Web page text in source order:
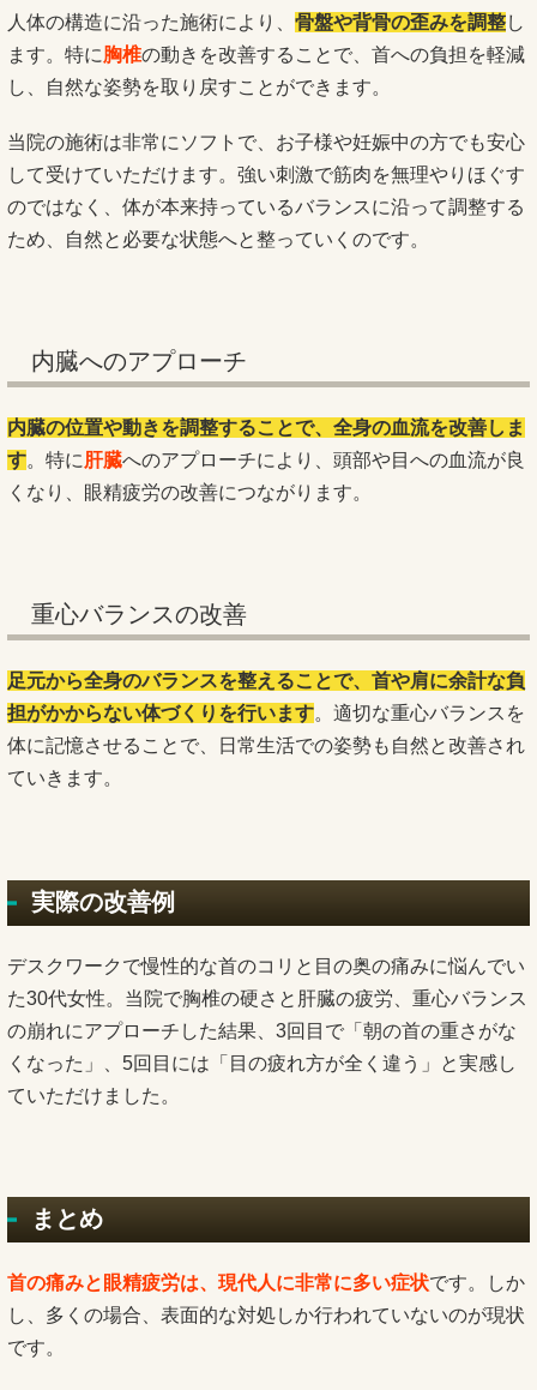
人体の構造に沿った施術により、 骨盤や背骨の歪みを調整し
ます。特に胸椎の動きを改善することで、首への負担を軽減
し、自然な姿勢を取り戻すことができます。
当院の施術は非常にソフトで、お子様や妊娠中の方でも安心
して受けていただけます。強い刺激で筋肉を無理やりほぐす
のではなく、体が本来持っているバランスに沿って調整する
ため、自然と必要な状態へと整っていくのです。
内臓へのアプローチ
内臓の位置や動きを調整することで、全身の血流を改善しま
す。特に肝臓へのアプローチにより、頭部や目への血流が良
くなり、眼精疲労の改善につながります。
重心バランスの改善
足元から全身のバランスを整えることで、首や肩に余計な負
担がかからない体づくりを行います。適切な重心バランスを
体に記憶させることで、日常生活での姿勢も自然と改善され
ていきます。
実際の改善例
デスクワークで慢性的な首のコリと目の奥の痛みに悩んでい
た30代女性。当院で胸椎の硬さと肝臓の疲労、重心バランス
の崩れにアプローチした結果、3回目で「朝の首の重さがな
くなった」、5回目には「目の疲れ方が全く違う」と実感し
ていただけました。
まとめ
首の痛みと眼精疲労は、現代人に非常に多い症状です。しか
し、多くの場合、表面的な対処しか行われていないのが現状
です。